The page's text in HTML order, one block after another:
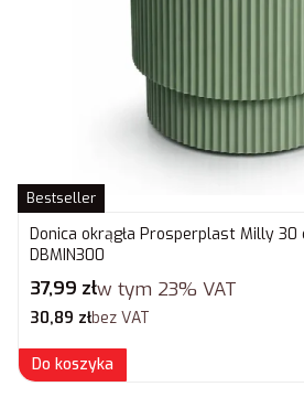
Bestseller
Donica okrągła Prosperplast Milly 30
DBMIN300
Cena brutto
37,99 złw tym 23% VAT
Cena netto
30,89 złbez VAT
Do koszyka